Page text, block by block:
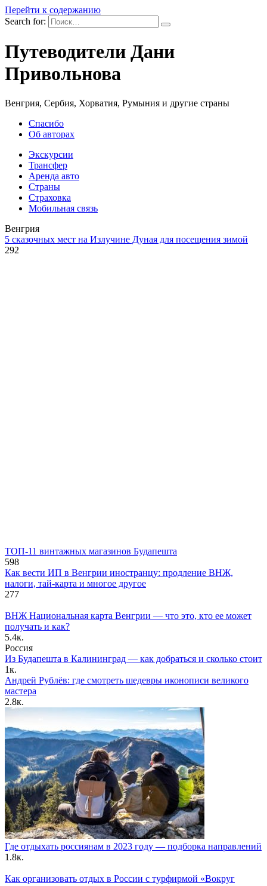
Перейти к содержанию
Search for:
Путеводители Дани
Привольнова
Венгрия, Сербия, Хорватия, Румыния и другие страны
Спасибо
Об авторах
Экскурсии
Трансфер
Аренда авто
Страны
Страховка
Мобильная связь
Венгрия
5 сказочных мест на Излучине Дуная для посещения зимой
292
ТОП-11 винтажных магазинов Будапешта
598
Как вести ИП в Венгрии иностранцу: продление ВНЖ,
налоги, тай-карта и многое другое
277
ВНЖ Национальная карта Венгрии — что это, кто ее может
получать и как?
5.4к.
Россия
Из Будапешта в Калининград — как добраться и сколько стоит
1к.
Андрей Рублёв: где смотреть шедевры иконописи великого
мастера
2.8к.
Где отдыхать россиянам в 2023 году — подборка направлений
1.8к.
Как организовать отдых в России с турфирмой «Вокруг